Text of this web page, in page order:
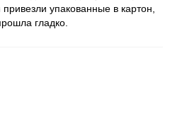
упакованные в картон,
гладко.